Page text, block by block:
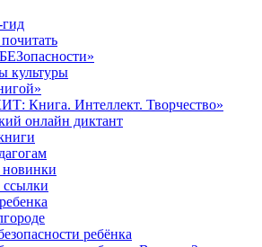
культуры
Книга. Интеллект. Творчество»
онлайн диктант
ребёнка